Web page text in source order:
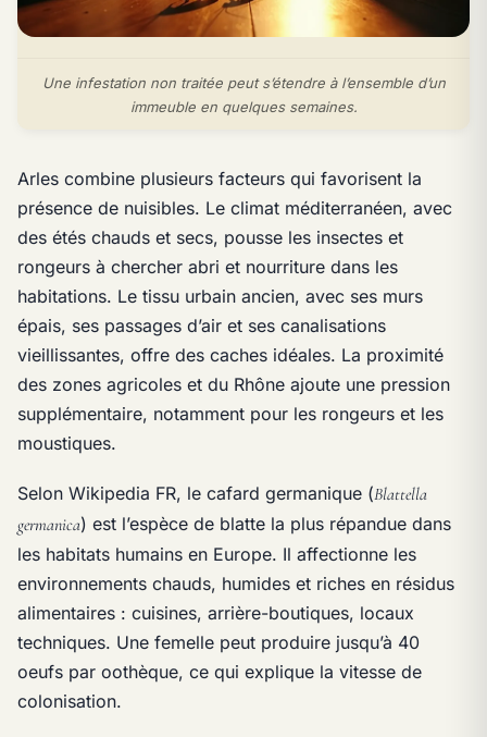
Une infestation non traitée peut s’étendre à l’ensemble d’un
immeuble en quelques semaines.
Arles combine plusieurs facteurs qui favorisent la
présence de nuisibles. Le climat méditerranéen, avec
des étés chauds et secs, pousse les insectes et
rongeurs à chercher abri et nourriture dans les
habitations. Le tissu urbain ancien, avec ses murs
épais, ses passages d’air et ses canalisations
vieillissantes, offre des caches idéales. La proximité
des zones agricoles et du Rhône ajoute une pression
supplémentaire, notamment pour les rongeurs et les
moustiques.
Selon Wikipedia FR, le cafard germanique (Blattella
germanica) est l’espèce de blatte la plus répandue dans
les habitats humains en Europe. Il affectionne les
environnements chauds, humides et riches en résidus
alimentaires : cuisines, arrière-boutiques, locaux
techniques. Une femelle peut produire jusqu’à 40
oeufs par oothèque, ce qui explique la vitesse de
colonisation.